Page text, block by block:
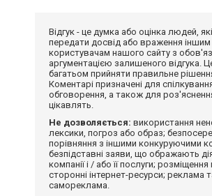
Відгук - це думка або оцінка людей,
передати досвід або враження іншим
користувачам нашого сайту з
аргументацією залишеного відгука.
багатьом прийняти правильне
Коментарі призначені для
обговорення, а також для
цікавлять.
Не дозволяється: використання
лексики, погроз або образ;
порівняння з іншими конкуруючими
безпідставні заяви, що ображають
компанії і / або її послуги;
сторонні інтернет-ресурси; реклама
самореклама.